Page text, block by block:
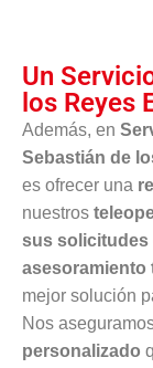
Un
los Reyes
Además, en
Sebastián de
es ofrecer una
nuestros
sus solicitudes
asesoramiento
mejor solución
Nos
personalizado